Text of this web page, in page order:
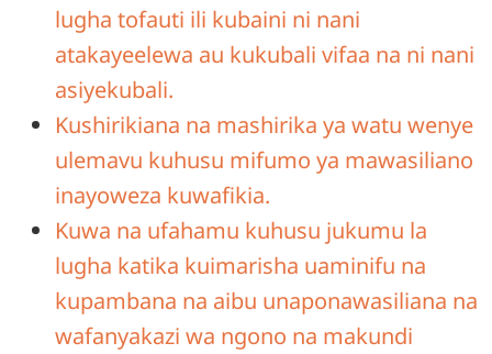
lugha tofauti ili kubaini ni nani
atakayeelewa au kukubali vifaa na ni nani
asiyekubali.
Kushirikiana na mashirika ya watu wenye
ulemavu kuhusu mifumo ya mawasiliano
inayoweza kuwafikia.
Kuwa na ufahamu kuhusu jukumu la
lugha katika kuimarisha uaminifu na
kupambana na aibu unaponawasiliana na
wafanyakazi wa ngono na makundi